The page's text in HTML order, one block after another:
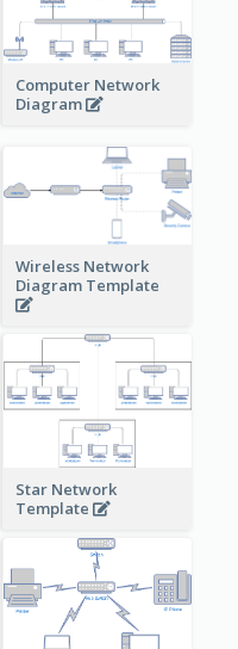
Computer Network
Diagram
Wireless Network
Diagram Template
Star Network
Template